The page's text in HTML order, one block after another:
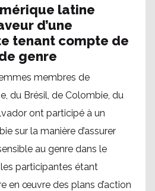
latine
d’une
tenant compte de
genre
membres de
du Brésil, de Colombie, du
ont participé à un
sur la manière d’assurer
au genre dans le
les participantes étant
en œuvre des plans d’action